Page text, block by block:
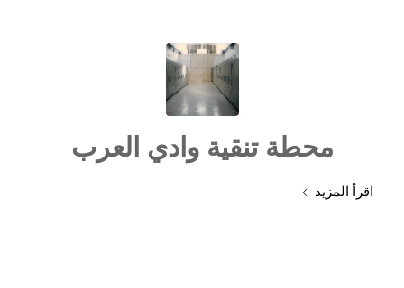
محطة تنقية وادي العرب
اقرأ المزيد